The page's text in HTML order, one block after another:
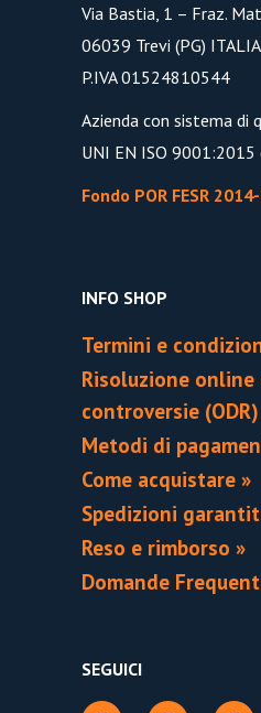
Via Bastia, 1 – Fraz.
06039 Trevi (PG) ITALIA
P.IVA 01524810544
Azienda con sistema
UNI EN ISO
Fondo POR FESR
INFO SHOP
Termini e
Risoluzione
controversie
Metodi di
Come acquistare »
Spedizioni
Reso e rimborso »
Domande
SEGUICI